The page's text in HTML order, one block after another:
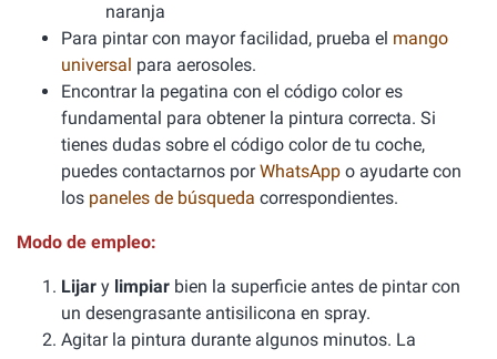
naranja
Para pintar con mayor facilidad, prueba el mango
universal para aerosoles.
Encontrar la pegatina con el código color es
fundamental para obtener la pintura correcta. Si
tienes dudas sobre el código color de tu coche,
puedes contactarnos porWhatsApp o ayudarte con
los paneles de búsqueda correspondientes.
Modo de empleo:
Lijar y limpiar bien la superficie antes de pintar con
un desengrasante antisilicona en spray.
Agitar la pintura durante algunos minutos. La